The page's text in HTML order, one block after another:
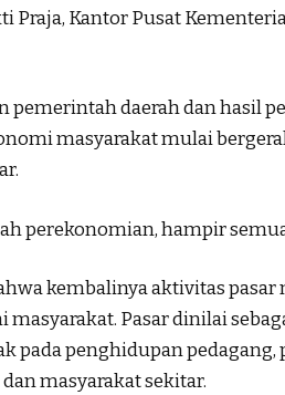
Praja, Kantor Pusat
pemerintah daerah dan hasil
masyarakat mulai
perekonomian, hampir
kembalinya aktivitas
Pasar dinilai
pada penghidupan pedagang,
masyarakat sekitar.